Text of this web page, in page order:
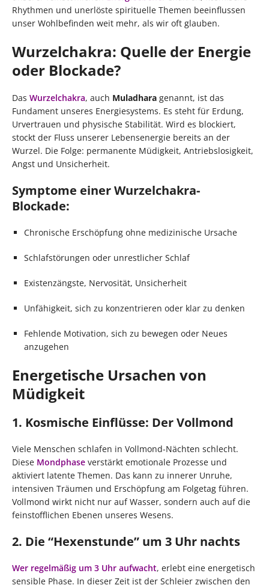
Rhythmen und unerlöste spirituelle Themen beeinflussen
unser Wohlbefinden weit mehr, als wir oft glauben.
Wurzelchakra: Quelle der Energie
oder Blockade?
Das Wurzelchakra, auch Muladhara genannt, ist das
Fundament unseres Energiesystems. Es steht für Erdung,
Urvertrauen und physische Stabilität. Wird es blockiert,
stockt der Fluss unserer Lebensenergie bereits an der
Wurzel. Die Folge: permanente Müdigkeit, Antriebslosigkeit,
Angst und Unsicherheit.
Symptome einer Wurzelchakra-
Blockade:
Chronische Erschöpfung ohne medizinische Ursache
Schlafstörungen oder unrestlicher Schlaf
Existenzängste, Nervosität, Unsicherheit
Unfähigkeit, sich zu konzentrieren oder klar zu denken
Fehlende Motivation, sich zu bewegen oder Neues
anzugehen
Energetische Ursachen von
Müdigkeit
1. Kosmische Einflüsse: Der Vollmond
Viele Menschen schlafen in Vollmond-Nächten schlecht.
Diese Mondphase verstärkt emotionale Prozesse und
aktiviert latente Themen. Das kann zu innerer Unruhe,
intensiven Träumen und Erschöpfung am Folgetag führen.
Vollmond wirkt nicht nur auf Wasser, sondern auch auf die
feinstofflichen Ebenen unseres Wesens.
2. Die “Hexenstunde” um 3 Uhr nachts
Wer regelmäßig um 3 Uhr aufwacht, erlebt eine energetisch
sensible Phase. In dieser Zeit ist der Schleier zwischen den